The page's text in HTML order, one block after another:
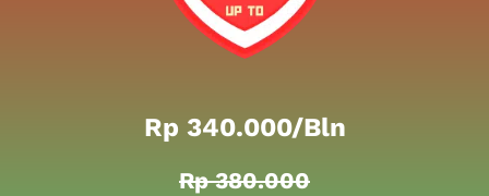
Rp 340.000/bln
Rp 380.000